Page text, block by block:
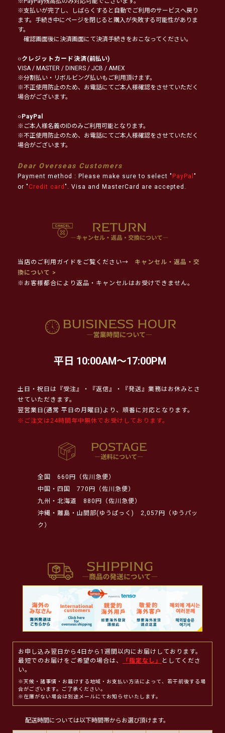
※支払いが完了し、しばらくすると自動でご利用のサービスへ戻り
ます。手続き中にページを閉じると購入が失敗する可能性がありま
す。
確認画面後に決済画面にて決済手続きをおこなってください。
○クレジットカード決済(前払い)
VISA / MASTER / DINERS / JCB / AMEX
※分割払い・リボルビング払いもご利用頂けます。
※不正使用防止のため、お電話にてご本人様確認をさせていただく
場合がございます。
○PayPal
※ご本人様名義のIDのみご利用可能となります。
※不正使用防止のため、お電話にてご本人様確認をさせていただく
場合がございます。
Dear Overseas Customers
Payment method : Please make sure to select " PayPal "
or " Credit card ". Visa and MasterCard are accepted.
当店のご利用ガイドをご覧ください→
キャンセル・返品・交
換について >
※お客様都合により返品・キャンセルはお受けできません。
平日 10:00AM～17:00PM
土日・祝日は『受注』・『返信』・『発送』業務はお休みとさ
せていただきます。
翌営業日(通常 平日の月曜日)より、順番に対応となります。
※ご注文は24時間年中無休でお受けしております。
全国
660円（佐川急便）
中国・四国
770円（佐川急便）
九州・北海道
880円（佐川急便）
沖縄・離島・山間部(ゆうぱっく)
2,057円（ゆうパッ
ク）
お申し込み翌日から4日から1週間以内にお届けしております。
最短でのお届けをご希望の場合は、
「指定なし」
としてくださ
い。
※天候・諸事情・お届けする地域・お支払い方法によって、若干前後する場
合がございます。ご了承ください。
※在庫がない場合は別途メールにてお知らせいたします。
配送時間については以下時間帯からお選び頂けます。